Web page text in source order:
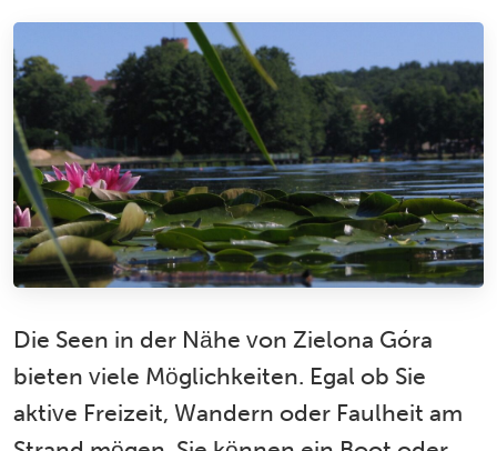
Die Seen in der Nähe von Zielona Góra
bieten viele Möglichkeiten. Egal ob Sie
aktive Freizeit, Wandern oder Faulheit am